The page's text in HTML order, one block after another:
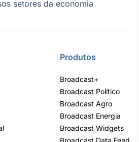
Broadcast
conteúdos
Broadcast
plataforma para
de investimento
setores da economia
Produtos
Broadcast+
Broadcast Político
Broadcast Agro
Broadcast Energia
Broadcast Widgets
Broadcast Data Feed